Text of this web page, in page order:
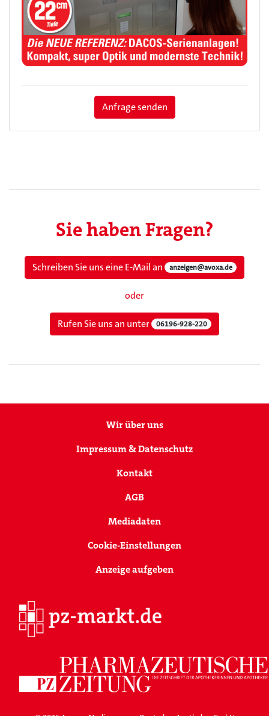
Anfrage senden
Sie haben Fragen?
Schreiben Sie uns eine E-Mail an anzeigen@avoxa.de
oder
Rufen Sie uns an unter 06196-928-220
Wir über uns
Impressum & Datenschutz
Kontakt
AGB
Mediadaten
Cookie-Einstellungen
Anzeige aufgeben